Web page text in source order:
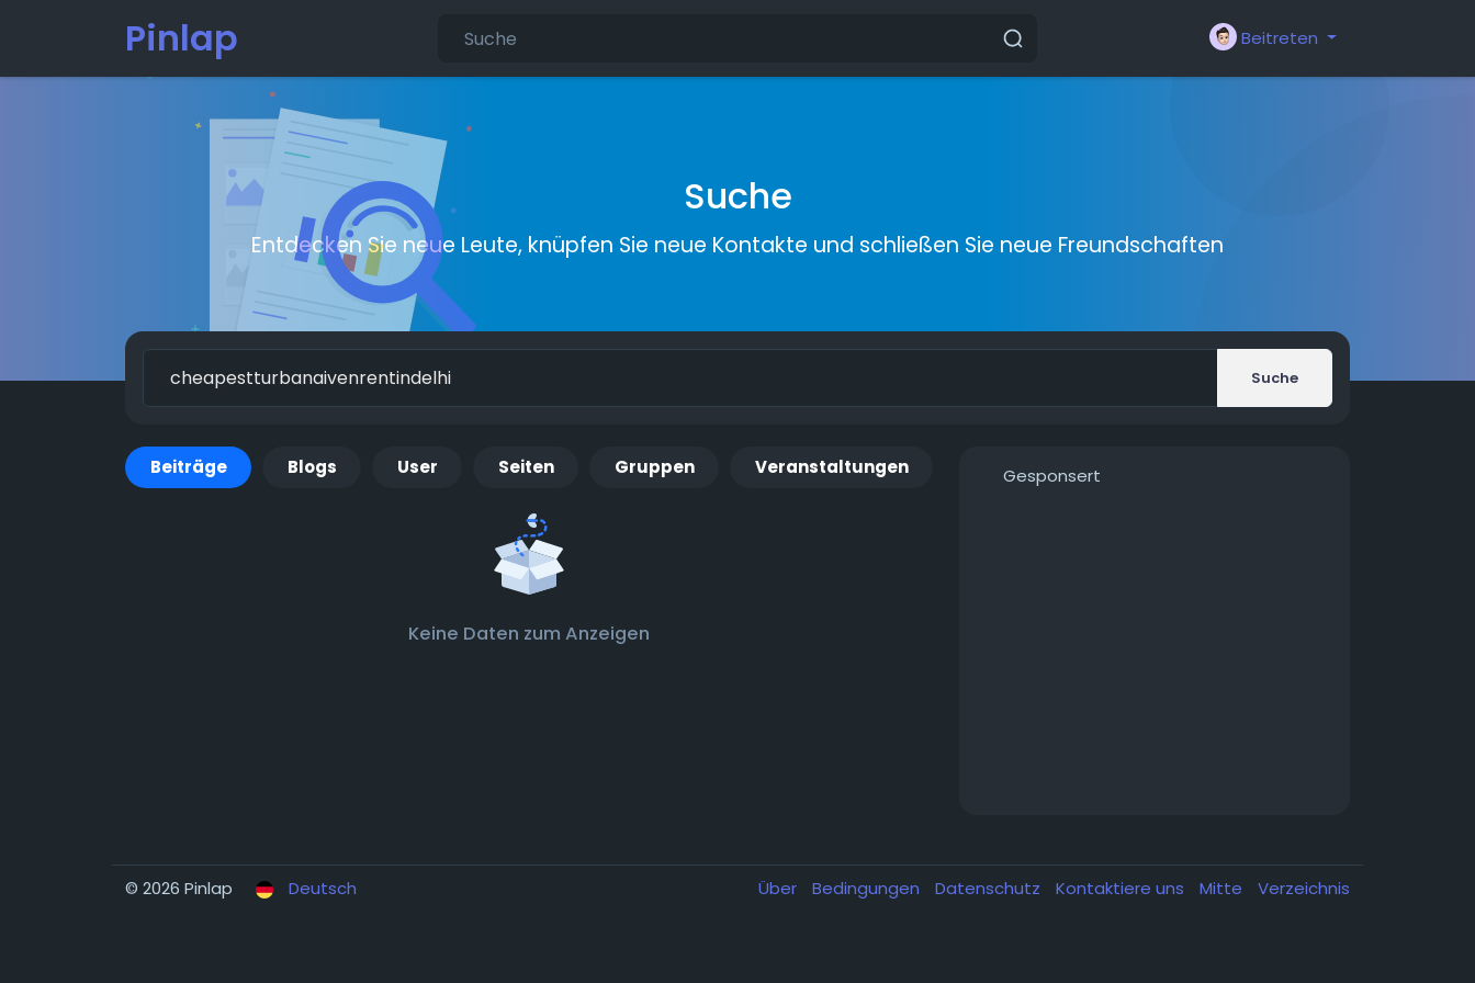
Pinlap Beitreten
Suche
Entdecken Sie neue Leute, knüpfen Sie neue Kontakte und schließen Sie neue Freundschaften
Suche
Beiträge Blogs User Seiten Gruppen Veranstaltungen
Keine Daten zum Anzeigen
Gesponsert
© 2026 Pinlap Deutsch Über Bedingungen Datenschutz Kontaktiere uns Mitte Verzeichnis